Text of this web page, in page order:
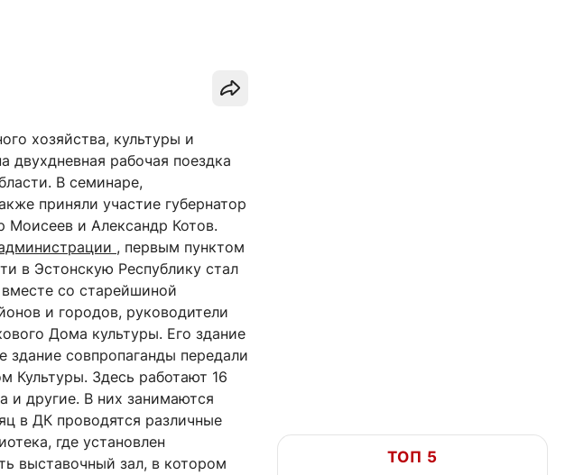
хозяйства, культуры и
двухдневная рабочая поездка
В семинаре,
приняли участие губернатор
Моисеев и Александр Котов.
, первым пунктом
в Эстонскую Республику стал
со старейшиной
и городов, руководители
Дома культуры. Его здание
совпропаганды передали
Культуры. Здесь работают 16
и другие. В них занимаются
в ДК проводятся различные
где установлен
выставочный зал, в котором
ТОП 5